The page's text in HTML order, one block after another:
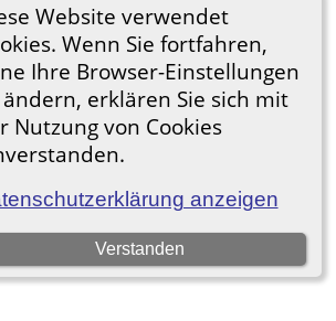
Website verwendet
Wenn Sie fortfahren,
Ihre Browser-Einstellungen
ändern, erklären Sie sich mit
Nutzung von Cookies
anzeigen
Verstanden
The Next Generation of Genealogy Sitebuildingv.
von Darrin Lythgoe © 2001-2026.
Peter Joos. | Datenschutzerklärung
Webseite wechseln